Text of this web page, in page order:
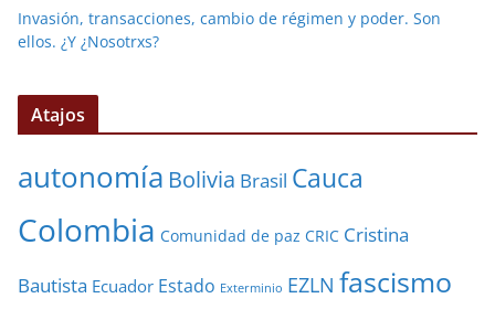
Invasión, transacciones, cambio de régimen y poder. Son
ellos. ¿Y ¿Nosotrxs?
Atajos
autonomía Bolivia Brasil Cauca
Colombia Comunidad de paz CRIC Cristina
Bautista Ecuador Estado Exterminio EZLN fascismo